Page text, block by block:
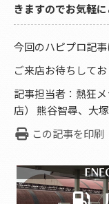
きますのでお気軽に
今回のハピプロ記事
ご来店お待ちしてお
記事担当者：熱狂
店） 熊谷智尋、大
この記事を印刷